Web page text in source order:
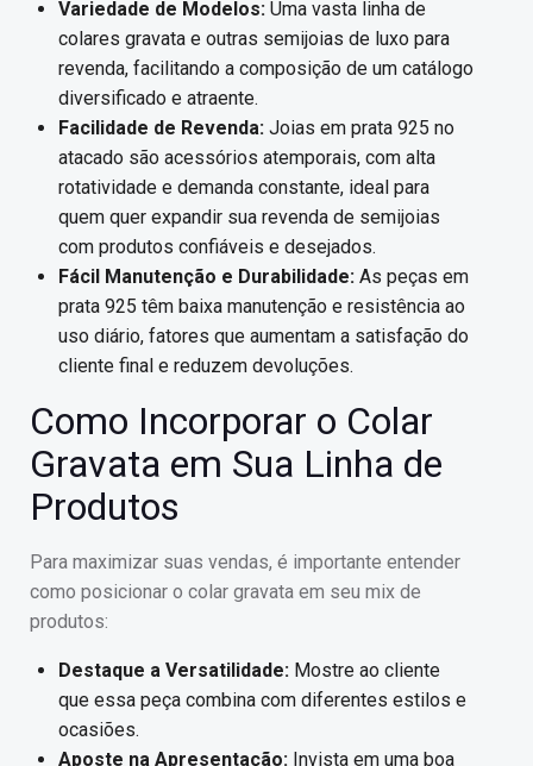
Variedade de Modelos: Uma vasta linha de
colares gravata e outras semijoias de luxo para
revenda, facilitando a composição de um catálogo
diversificado e atraente.
Facilidade de Revenda: Joias em prata 925 no
atacado são acessórios atemporais, com alta
rotatividade e demanda constante, ideal para
quem quer expandir sua revenda de semijoias
com produtos confiáveis e desejados.
Fácil Manutenção e Durabilidade: As peças em
prata 925 têm baixa manutenção e resistência ao
uso diário, fatores que aumentam a satisfação do
cliente final e reduzem devoluções.
Como Incorporar o Colar
Gravata em Sua Linha de
Produtos
Para maximizar suas vendas, é importante entender
como posicionar o colar gravata em seu mix de
produtos:
Destaque a Versatilidade: Mostre ao cliente
que essa peça combina com diferentes estilos e
ocasiões.
Aposte na Apresentação: Invista em uma boa